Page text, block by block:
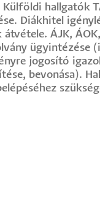
Külföldi hallgatók
Diákhitel
átvétele. ÁJK,
ügyintézése
jogosító
bevonása).